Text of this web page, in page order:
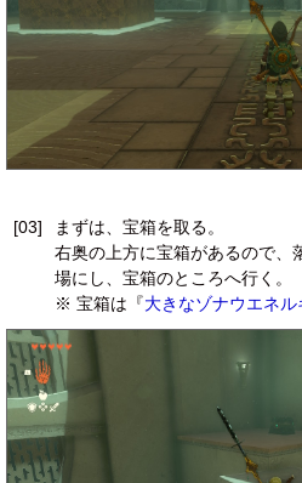
[03]
まずは、宝箱を取る。
右奥の上方に宝箱があるので
場にし、宝箱のところへ行く。
※ 宝箱は『大きなゾナウエネル